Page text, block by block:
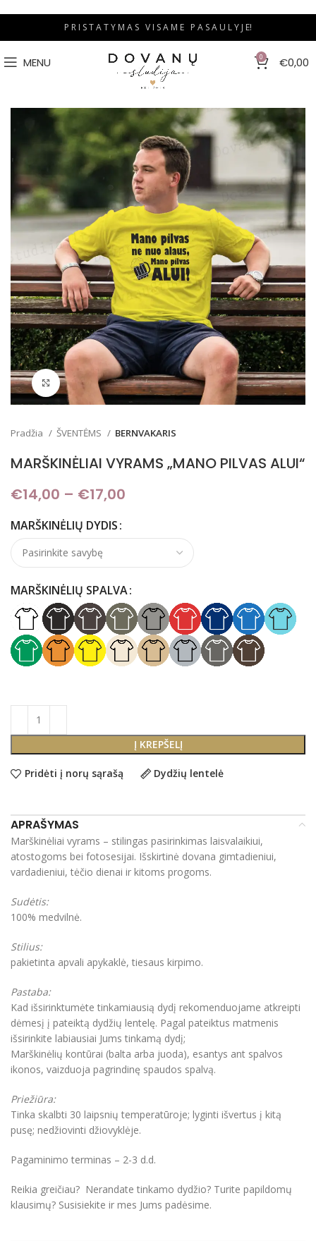
P R I S T A T Y M A S V I S A M E P A S A U L Y J E!
MENU 0 €0,00
Padidinti
Pradžia ŠVENTĖMS BERNVAKARIS
MARŠKINĖLIAI VYRAMS „MANO PILVAS ALUI“
€14,00 – €17,00
MARŠKINĖLIŲ DYDIS
MARŠKINĖLIŲ SPALVA
Į KREPŠELĮ
Pridėti į norų sąrašą Dydžių lentelė
APRAŠYMAS
Marškinėliai vyrams – stilingas pasirinkimas laisvalaikiui,
atostogoms bei fotosesijai. Išskirtinė dovana gimtadieniui,
vardadieniui, tėčio dienai ir kitoms progoms.
Sudėtis:
100% medvilnė.
Stilius:
pakietinta apvali apykaklė, tiesaus kirpimo.
Pastaba:
Kad išsirinktumėte tinkamiausią dydį rekomenduojame atkreipti
dėmesį į pateiktą dydžių lentelę. Pagal pateiktus matmenis
išsirinkite labiausiai Jums tinkamą dydį;
Marškinėlių kontūrai (balta arba juoda), esantys ant spalvos
ikonos, vaizduoja pagrindinę spaudos spalvą.
Priežiūra:
Tinka skalbti 30 laipsnių temperatūroje; lyginti išvertus į kitą
pusę; nedžiovinti džiovyklėje.
Pagaminimo terminas – 2-3 d.d.
Reikia greičiau? Nerandate tinkamo dydžio? Turite papildomų
klausimų? Susisiekite ir mes Jums padėsime.